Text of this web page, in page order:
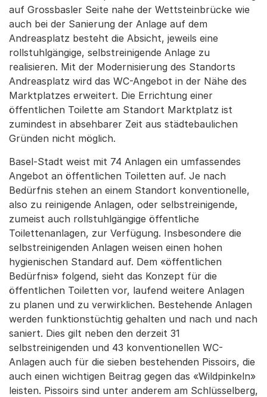
auf Grossbasler Seite nahe der Wettsteinbrücke wie
auch bei der Sanierung der Anlage auf dem
Andreasplatz besteht die Absicht, jeweils eine
rollstuhlgängige, selbstreinigende Anlage zu
realisieren. Mit der Modernisierung des Standorts
Andreasplatz wird das WC-Angebot in der Nähe des
Marktplatzes erweitert. Die Errichtung einer
öffentlichen Toilette am Standort Marktplatz ist
zumindest in absehbarer Zeit aus städtebaulichen
Gründen nicht möglich.
Basel-Stadt weist mit 74 Anlagen ein umfassendes
Angebot an öffentlichen Toiletten auf. Je nach
Bedürfnis stehen an einem Standort konventionelle,
also zu reinigende Anlagen, oder selbstreinigende,
zumeist auch rollstuhlgängige öffentliche
Toilettenanlagen, zur Verfügung. Insbesondere die
selbstreinigenden Anlagen weisen einen hohen
hygienischen Standard auf. Dem «öffentlichen
Bedürfnis» folgend, sieht das Konzept für die
öffentlichen Toiletten vor, laufend weitere Anlagen
zu planen und zu verwirklichen. Bestehende Anlagen
werden funktionstüchtig gehalten und nach und nach
saniert. Dies gilt neben den derzeit 31
selbstreinigenden und 43 konventionellen WC-
Anlagen auch für die sieben bestehenden Pissoirs, die
auch einen wichtigen Beitrag gegen das «Wildpinkeln»
leisten. Pissoirs sind unter anderem am Schlüsselberg,